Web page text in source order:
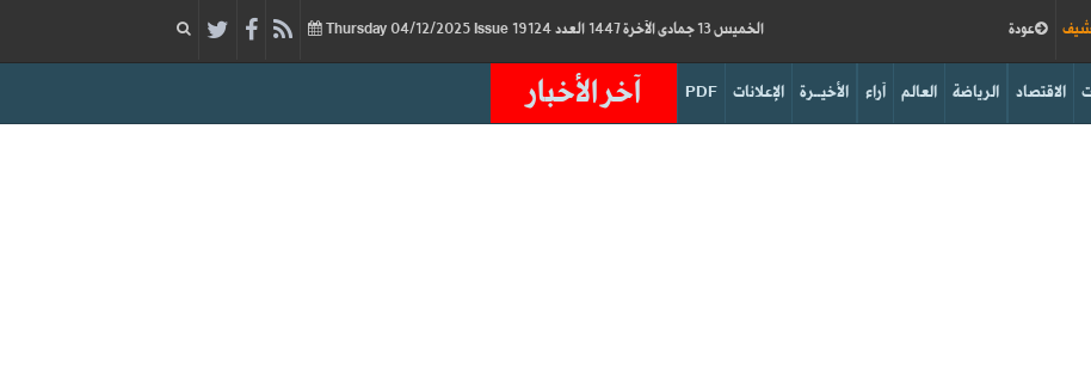
الخميس 13 جمادى الآخرة 1447 العدد 19124 04/12/2025 Issue عودة
آخر الأخبار PDF الإعلانات الأخيــرة آراء العالم الرياضة الاقتصاد